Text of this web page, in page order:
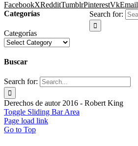
FacebookXRedditTumblrPinterestVkEmail
Search for:
Categorías
Categorías
Buscar
Search for:
Derechos de autor 2016 - Robert King
Toggle Sliding Bar Area
Page load link
Go to Top